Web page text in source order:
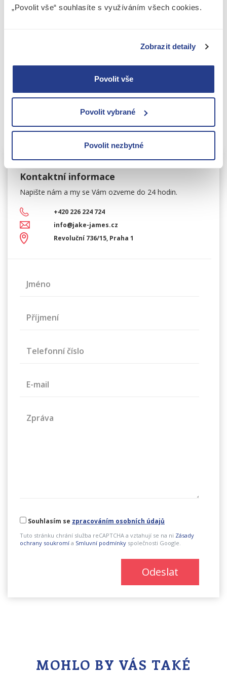
„Povolit vše“ souhlasíte s využíváním všech cookies.
Zobrazit detaily
Povolit vše
Povolit vybrané
Povolit nezbytné
„Česká republika“ a nápis „Kolková známka“.
„Kč“ a nápis „Kolková známka“.
výrobcích a lihovinách, kdekolek ověřuje zaplacení
spotřební daně výrobcem, dříve se využívaly i na
Kontaktní informace
Napište nám a my se Vám ozveme do 24 hodin.
+420 226 224 724
info@jake-james.cz
Revoluční 736/15, Praha 1
Jméno
Příjmení
Telefonní číslo
E-mail
Zpráva
Souhlasím se zpracováním osobních údajů
Tuto stránku chrání služba reCAPTCHA a vztahují se na ni Zásady
ochrany soukromí a Smluvní podmínky společnosti Google.
Odeslat
MOHLO BY VÁS TAKÉ